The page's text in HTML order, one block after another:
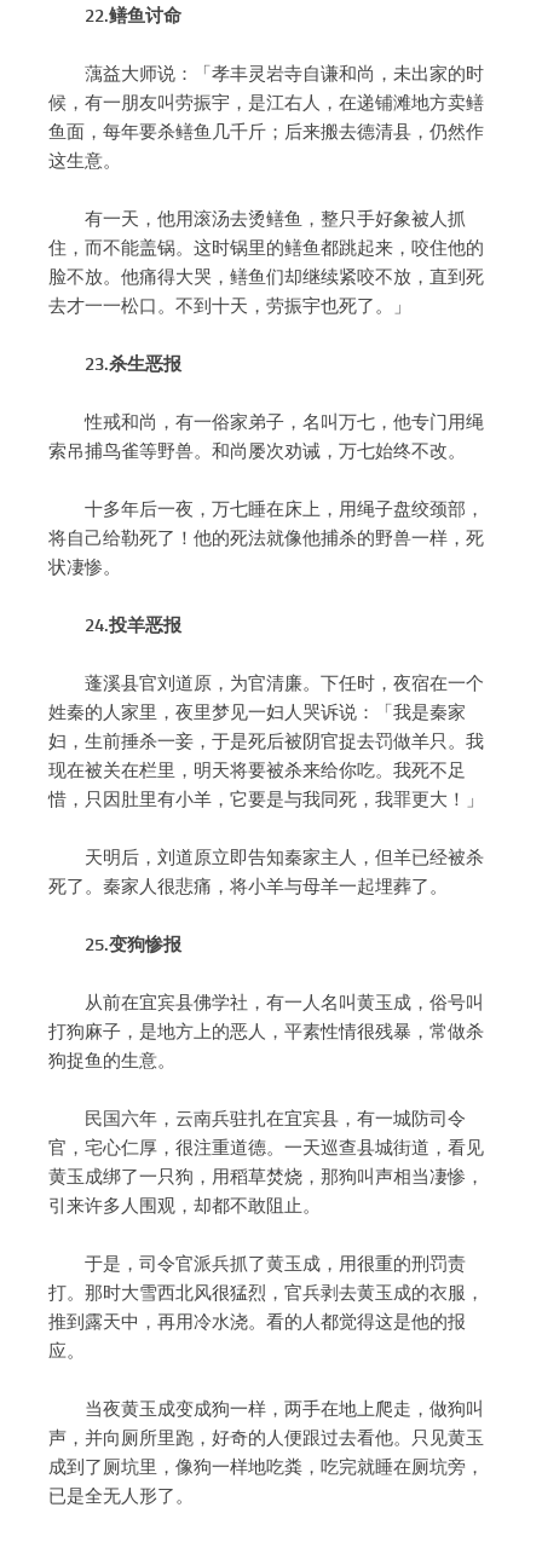
22.鳝鱼讨命
蕅益大师说：「孝丰灵岩寺自谦和尚，未出家的时
候，有一朋友叫劳振宇，是江右人，在递铺滩地方卖鳝
鱼面，每年要杀鳝鱼几千斤；后来搬去德清县，仍然作
这生意。
有一天，他用滚汤去烫鳝鱼，整只手好象被人抓
住，而不能盖锅。这时锅里的鳝鱼都跳起来，咬住他的
脸不放。他痛得大哭，鳝鱼们却继续紧咬不放，直到死
去才一一松口。不到十天，劳振宇也死了。」
23.杀生恶报
性戒和尚，有一俗家弟子，名叫万七，他专门用绳
索吊捕鸟雀等野兽。和尚屡次劝诫，万七始终不改。
十多年后一夜，万七睡在床上，用绳子盘绞颈部，
将自己给勒死了！他的死法就像他捕杀的野兽一样，死
状凄惨。
24.投羊恶报
蓬溪县官刘道原，为官清廉。下任时，夜宿在一个
姓秦的人家里，夜里梦见一妇人哭诉说：「我是秦家
妇，生前捶杀一妾，于是死后被阴官捉去罚做羊只。我
现在被关在栏里，明天将要被杀来给你吃。我死不足
惜，只因肚里有小羊，它要是与我同死，我罪更大！」
天明后，刘道原立即告知秦家主人，但羊已经被杀
死了。秦家人很悲痛，将小羊与母羊一起埋葬了。
25.变狗惨报
从前在宜宾县佛学社，有一人名叫黄玉成，俗号叫
打狗麻子，是地方上的恶人，平素性情很残暴，常做杀
狗捉鱼的生意。
民国六年，云南兵驻扎在宜宾县，有一城防司令
官，宅心仁厚，很注重道德。一天巡查县城街道，看见
黄玉成绑了一只狗，用稻草焚烧，那狗叫声相当凄惨，
引来许多人围观，却都不敢阻止。
于是，司令官派兵抓了黄玉成，用很重的刑罚责
打。那时大雪西北风很猛烈，官兵剥去黄玉成的衣服，
推到露天中，再用冷水浇。看的人都觉得这是他的报
应。
当夜黄玉成变成狗一样，两手在地上爬走，做狗叫
声，并向厕所里跑，好奇的人便跟过去看他。只见黄玉
成到了厕坑里，像狗一样地吃粪，吃完就睡在厕坑旁，
已是全无人形了。